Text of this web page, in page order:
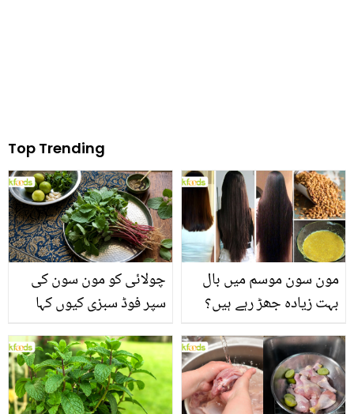
Top Trending
چولائی کو مون سون کی
سپر فوڈ سبزی کیوں کہا
منرلز اور اینٹی آکسیڈنٹس
سے بھرپور اس سبزی کے
فائدے
مون سون موسم میں بال
بہت زیادہ جھڑ رہے ہیں؟
بنانے کے چند قدرتی طریقے